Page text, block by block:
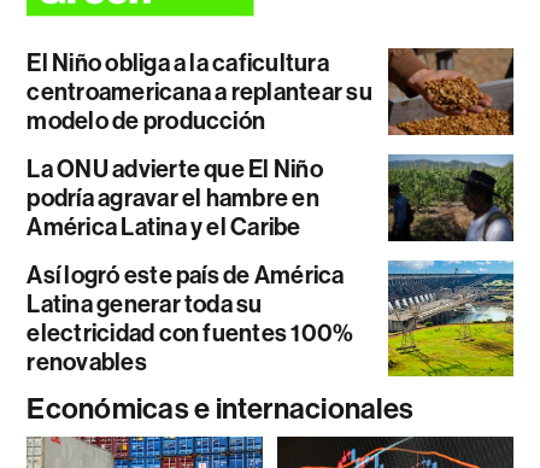
El Niño obliga a la caficultura
centroamericana a replantear su
modelo de producción
La ONU advierte que El Niño
podría agravar el hambre en
América Latina y el Caribe
Así logró este país de América
Latina generar toda su
electricidad con fuentes 100%
renovables
Económicas e internacionales